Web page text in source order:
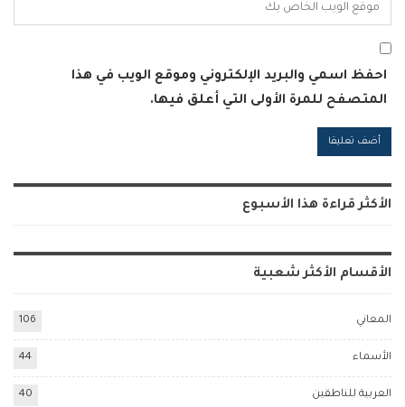
احفظ اسمي والبريد الإلكتروني وموقع الويب في هذا
المتصفح للمرة الأولى التي أعلق فيها.
الأكثر قراءة هذا الأسبوع
الأقسام الأكثر شعبية
المعاني 106
الأسماء 44
العربية للناطقين 40